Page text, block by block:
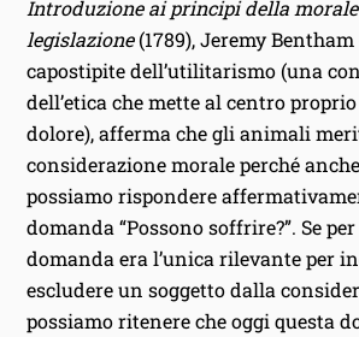
Introduzione ai principi della
legislazione(1789), Jeremy Bentham
capostipite dell’utilitarismo (una
dell’etica che mette al centro
dolore), afferma che gli animali
considerazione morale perché
possiamo rispondere
domanda “Possono soffrire?”. Se
domanda era l’unica rilevante per
escludere un soggetto dalla
possiamo ritenere che oggi questa